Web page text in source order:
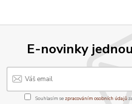
E-novinky
Souhlasím se zpracováním osobních údajů